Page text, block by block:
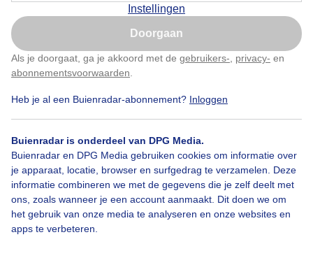
Instellingen
Doorgaan
Als je doorgaat, ga je akkoord met de gebruikers- privacy- en
abonnementsvoorwaarden
Heb je al een Buienradar-abonnement? Inloggen
Buienradar is onderdeel van DPG Media.
Buienradar en DPG Media gebruiken cookies om informatie over
je apparaat, locatie, browser en surfgedrag te verzamelen. Deze
informatie combineren we met de gegevens die je zelf deelt met
ons, zoals wanneer je een account aanmaakt. Dit doen we om
het gebruik van onze media te analyseren en onze websites en
apps te verbeteren.
Vakantiedrukte de provincie uit
Door: Anne-Marie van Iersel Gemaakt: 01-06-2025, 51x bekeken
Bekijk slideshow
Nu niet, misschien later
Klik hierom dit aan te passen